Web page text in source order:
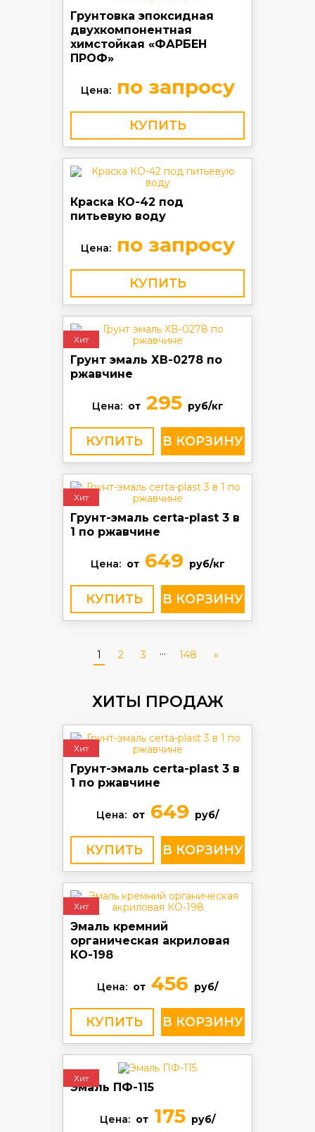
Грунтовка эпоксидная
двухкомпонентная
химстойкая «ФАРБЕН
ПРОФ»
Цена:по запросу
КУПИТЬ
Краска КО-42 под
питьевую воду
Цена:по запросу
КУПИТЬ
Хит
Грунт эмаль ХВ-0278 по
ржавчине
Цена: от295 руб/кг
КУПИТЬ
Хит
Грунт-эмаль certa-plast 3 в
1 по ржавчине
Цена: от649 руб/кг
КУПИТЬ
1 2 3 ... 148 »
ХИТЫ ПРОДАЖ
Хит
Грунт-эмаль certa-plast 3 в
1 по ржавчине
Цена: от 649 руб/
КУПИТЬ
Хит
Эмаль кремний
органическая акриловая
КО-198
Цена: от 456 руб/
КУПИТЬ
Хит
Эмаль ПФ-115
Цена: от 175 руб/